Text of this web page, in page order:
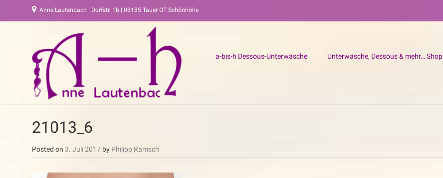
Anne Lautenbach | Dorfstr. 1b | 03185 Tauer OT Schönhöhe
a-bis-h Dessous-Unterwäsche Unterwäsche, Dessous & mehr… Shop
21013_6
Posted on 3. Juli 2017 by Philipp Ramsch